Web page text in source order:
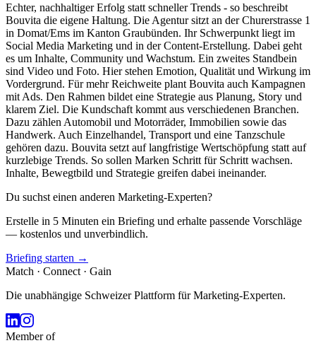
Echter, nachhaltiger Erfolg statt schneller Trends - so beschreibt
Bouvita die eigene Haltung. Die Agentur sitzt an der Churerstrasse 1
in Domat/Ems im Kanton Graubünden. Ihr Schwerpunkt liegt im
Social Media Marketing und in der Content-Erstellung. Dabei geht
es um Inhalte, Community und Wachstum. Ein zweites Standbein
sind Video und Foto. Hier stehen Emotion, Qualität und Wirkung im
Vordergrund. Für mehr Reichweite plant Bouvita auch Kampagnen
mit Ads. Den Rahmen bildet eine Strategie aus Planung, Story und
klarem Ziel. Die Kundschaft kommt aus verschiedenen Branchen.
Dazu zählen Automobil und Motorräder, Immobilien sowie das
Handwerk. Auch Einzelhandel, Transport und eine Tanzschule
gehören dazu. Bouvita setzt auf langfristige Wertschöpfung statt auf
kurzlebige Trends. So sollen Marken Schritt für Schritt wachsen.
Inhalte, Bewegtbild und Strategie greifen dabei ineinander.
Du suchst einen anderen Marketing-Experten?
Erstelle in 5 Minuten ein Briefing und erhalte passende Vorschläge
— kostenlos und unverbindlich.
Briefing starten →
Match · Connect · Gain
Die unabhängige Schweizer Plattform für Marketing-Experten.
Member of